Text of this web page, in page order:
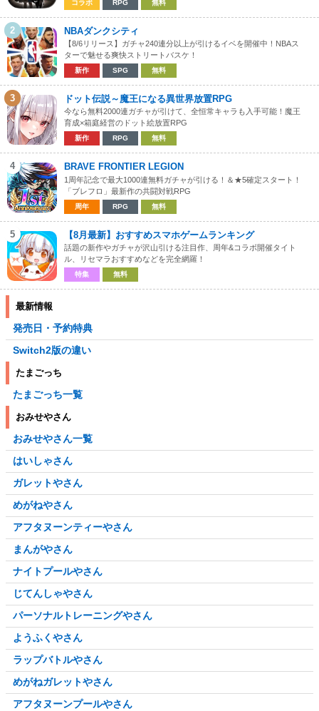
コラボ RPG 無料
2 NBAダンクシティ
【8/6リリース】ガチャ240連分以上が引けるイベを開催中！NBAス
ターで魅せる爽快ストリートバスケ！
新作 SPG 無料
3 ドット伝説～魔王になる異世界放置RPG
今なら無料2000連ガチャが引けて、全恒常キャラも入手可能！魔王
育成×箱庭経営のドット絵放置RPG
新作 RPG 無料
4 BRAVE FRONTIER LEGION
1周年記念で最大1000連無料ガチャが引ける！＆★5確定スタート！
「ブレフロ」最新作の共闘対戦RPG
周年 RPG 無料
5 【8月最新】おすすめスマホゲームランキング
話題の新作やガチャが沢山引ける注目作、周年&コラボ開催タイト
ル、リセマラおすすめなどを完全網羅！
特集 無料
最新情報
発売日・予約特典
Switch2版の違い
たまごっち
たまごっち一覧
おみせやさん
おみせやさん一覧
はいしゃさん
ガレットやさん
めがねやさん
アフタヌーンティーやさん
まんがやさん
ナイトプールやさん
じてんしゃやさん
パーソナルトレーニングやさん
ようふくやさん
ラップバトルやさん
めがねガレットやさん
アフタヌーンプールやさん